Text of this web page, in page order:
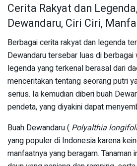
Cerita Rakyat dan
Dewandaru, Ciri Ciri,
Berbagai cerita rakyat dan legenda
Dewandaru tersebar luas di berbagai
legenda yang terkenal berasal dari
menceritakan tentang seorang putri
serius. Ia kemudian diberi buah
pendeta, yang diyakini dapat
Buah Dewandaru ( Polyalthia
yang populer di Indonesia karena
manfaatnya yang beragam. Tanaman